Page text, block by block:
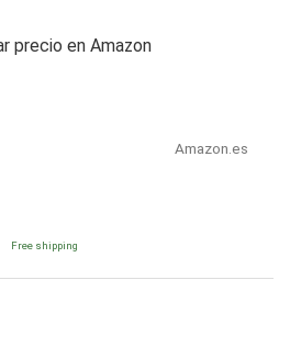
precio en Amazon
Amazon.es
Free shipping